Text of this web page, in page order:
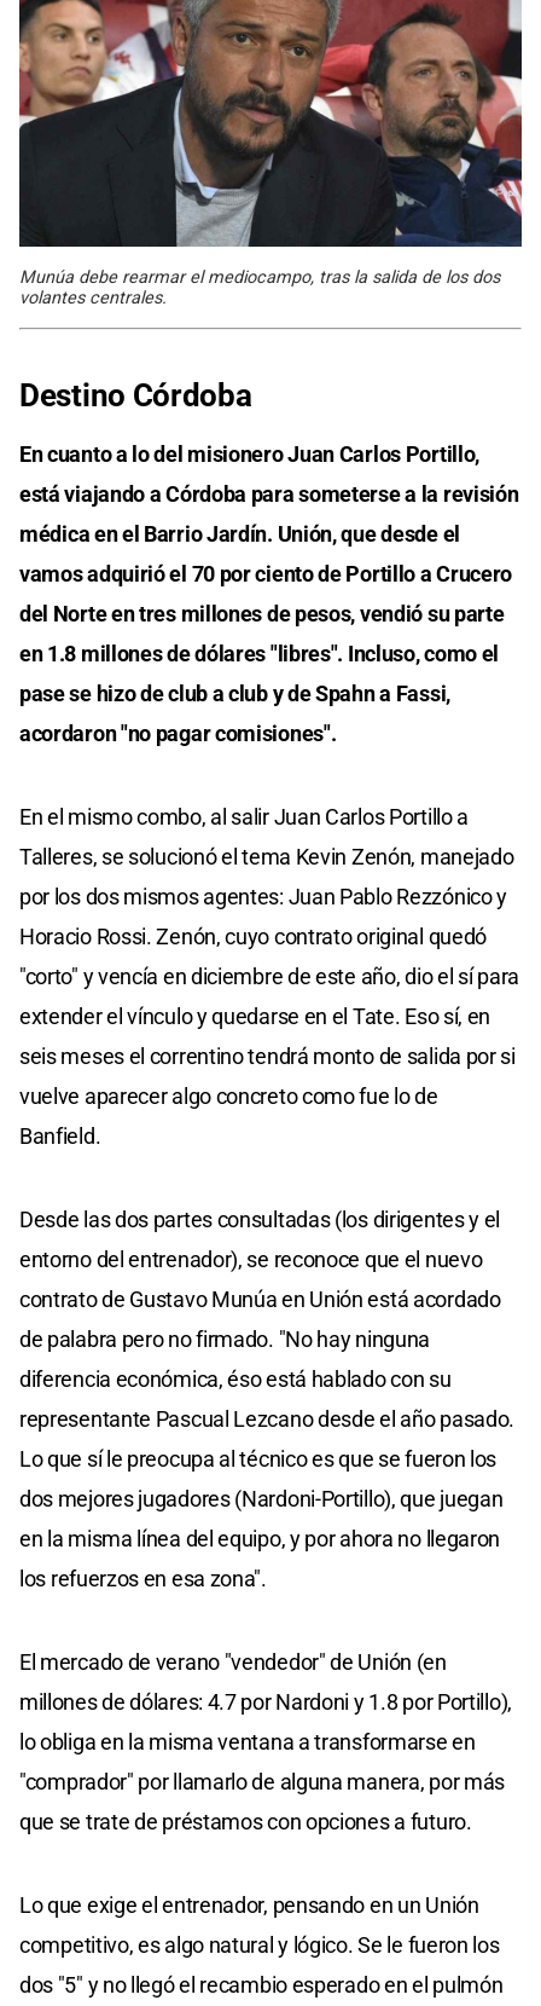
Munúa debe rearmar el mediocampo, tras la salida de los dos
volantes centrales.
Destino Córdoba
En cuanto a lo del misionero Juan Carlos Portillo,
está viajando a Córdoba para someterse a la revisión
médica en el Barrio Jardín. Unión, que desde el
vamos adquirió el 70 por ciento de Portillo a Crucero
del Norte en tres millones de pesos, vendió su parte
en 1.8 millones de dólares "libres". Incluso, como el
pase se hizo de club a club y de Spahn a Fassi,
acordaron "no pagar comisiones".
En el mismo combo, al salir Juan Carlos Portillo a
Talleres, se solucionó el tema Kevin Zenón, manejado
por los dos mismos agentes: Juan Pablo Rezzónico y
Horacio Rossi. Zenón, cuyo contrato original quedó
"corto" y vencía en diciembre de este año, dio el sí para
extender el vínculo y quedarse en el Tate. Eso sí, en
seis meses el correntino tendrá monto de salida por si
vuelve aparecer algo concreto como fue lo de
Banfield.
Desde las dos partes consultadas (los dirigentes y el
entorno del entrenador), se reconoce que el nuevo
contrato de Gustavo Munúa en Unión está acordado
de palabra pero no firmado. "No hay ninguna
diferencia económica, éso está hablado con su
representante Pascual Lezcano desde el año pasado.
Lo que sí le preocupa al técnico es que se fueron los
dos mejores jugadores (Nardoni-Portillo), que juegan
en la misma línea del equipo, y por ahora no llegaron
los refuerzos en esa zona".
El mercado de verano "vendedor" de Unión (en
millones de dólares: 4.7 por Nardoni y 1.8 por Portillo),
lo obliga en la misma ventana a transformarse en
"comprador" por llamarlo de alguna manera, por más
que se trate de préstamos con opciones a futuro.
Lo que exige el entrenador, pensando en un Unión
competitivo, es algo natural y lógico. Se le fueron los
dos "5" y no llegó el recambio esperado en el pulmón